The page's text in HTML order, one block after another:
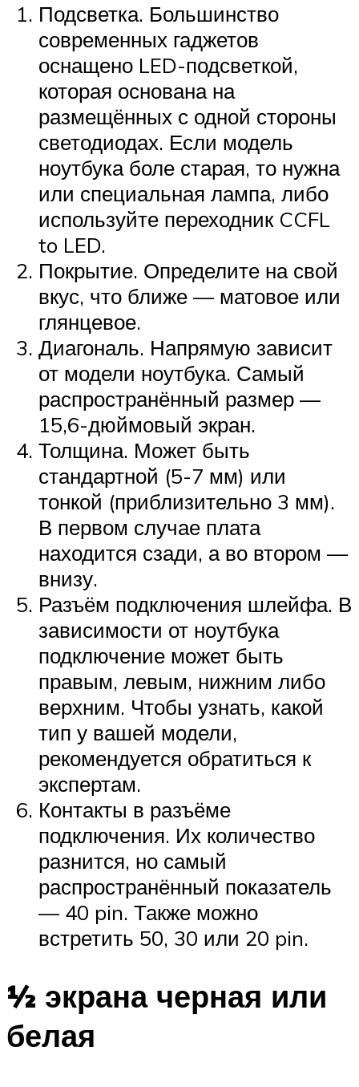
Подсветка. Большинство
современных гаджетов
оснащено LED-подсветкой,
которая основана на
размещённых с одной стороны
светодиодах. Если модель
ноутбука боле старая, то нужна
или специальная лампа, либо
используйте переходник CCFL
to LED.
Покрытие. Определите на свой
вкус, что ближе — матовое или
глянцевое.
Диагональ. Напрямую зависит
от модели ноутбука. Самый
распространённый размер —
15,6-дюймовый экран.
Толщина. Может быть
стандартной (5-7 мм) или
тонкой (приблизительно 3 мм).
В первом случае плата
находится сзади, а во втором —
внизу.
Разъём подключения шлейфа. В
зависимости от ноутбука
подключение может быть
правым, левым, нижним либо
верхним. Чтобы узнать, какой
тип у вашей модели,
рекомендуется обратиться к
экспертам.
Контакты в разъёме
подключения. Их количество
разнится, но самый
распространённый показатель
— 40 pin. Также можно
встретить 50, 30 или 20 pin.
½ экрана черная или
белая